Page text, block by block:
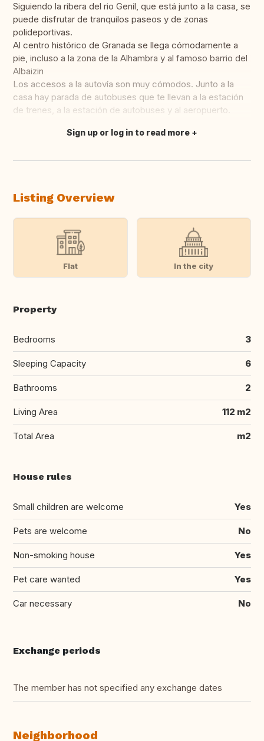
Siguiendo la ribera del rio Genil, que está junto a la casa, se
puede disfrutar de tranquilos paseos y de zonas
polideportivas.
Al centro histórico de Granada se llega cómodamente a
pie, incluso a la zona de la Alhambra y al famoso barrio del
Albaizin
Los accesos a la autovía son muy cómodos. Junto a la
casa hay parada de autobuses que te llevan a la estación
de trenes, a la estación de autobuses y al aeropuerto.
Translate this
Sign up or log in to read more
Listing Overview
Flat In the city
Property
Bedrooms 3
Sleeping Capacity 6
Bathrooms 2
Living Area 112 m2
Total Area m2
House rules
Small children are welcome Yes
Pets are welcome No
Non-smoking house Yes
Pet care wanted Yes
Car necessary No
Exchange periods
The member has not specified any exchange dates
Neighborhood